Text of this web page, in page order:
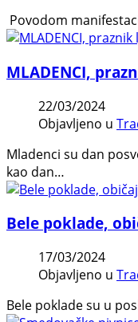
Povodom
MLADENCI,
22/03/2024
Objavljeno u
Mladenci su dan
kao dan…
Bele poklade,
17/03/2024
Objavljeno u
Bele poklade su u